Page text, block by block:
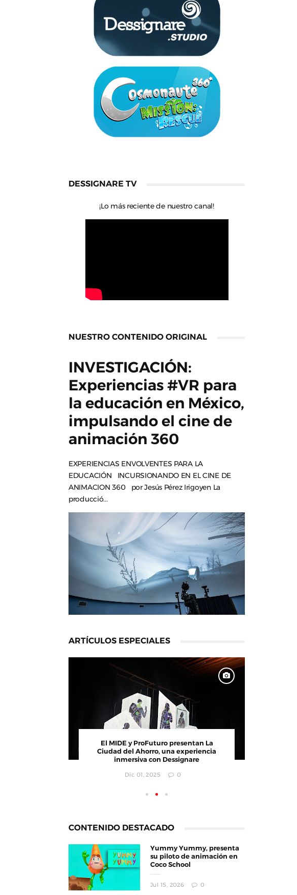
DESSIGNARE TV
¡Lo más reciente de nuestro canal!
NUESTRO CONTENIDO ORIGINAL
INVESTIGACIÓN:
Experiencias #VR para
la educación en México,
impulsando el cine de
animación 360
EXPERIENCIAS ENVOLVENTES PARA LA
EDUCACIÓN INCURSIONANDO EN EL CINE DE
ANIMACION 360 por Jesús Pérez Irigoyen La
producció...
ARTÍCULOS ESPECIALES
CONVOCATORIA: Creativa GDL busca
emprendimientos innovadores
CONTENIDO DESTACADO
Yummy Yummy, presenta
su piloto de animación en
Coco School
Jul 15, 2026 0